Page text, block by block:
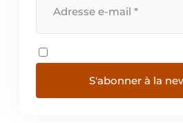
S'abonner à la